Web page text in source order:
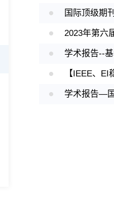
国际顶级期
2023年第六
学术报告--
【IEEE、
学术报告—